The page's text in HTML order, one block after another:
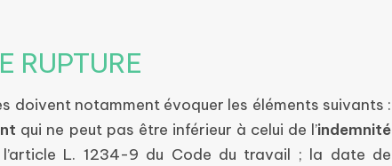
RUPTURE
doivent notamment évoquer les éléments suivants :
qui ne peut pas être inférieur à celui de l’indemnité
L. 1234-9 du Code du travail ; la date de